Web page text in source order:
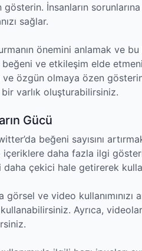
İnsanların
sağlar.
önemini anlamak ve
ve etkileşim elde
ve özgün olmaya özen
varlık oluşturabilirsiniz.
Gücü
beğeni sayısını
daha fazla ilgi
çekici hale getirerek
görsel ve video
Ayrıca,